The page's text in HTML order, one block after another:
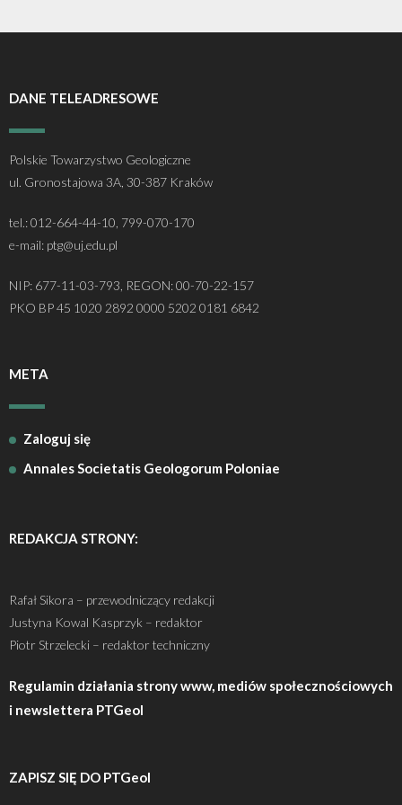
DANE TELEADRESOWE
Polskie Towarzystwo Geologiczne
ul. Gronostajowa 3A, 30-387 Kraków
tel.: 012-664-44-10, 799-070-170
e-mail: ptg@uj.edu.pl
NIP: 677-11-03-793, REGON: 00-70-22-157
PKO BP 45 1020 2892 0000 5202 0181 6842
META
Zaloguj się
Annales Societatis Geologorum Poloniae
REDAKCJA STRONY:
Rafał Sikora – przewodniczący redakcji
Justyna Kowal Kasprzyk – redaktor
Piotr Strzelecki – redaktor techniczny
Regulamin działania strony www, mediów społecznościowych
i newslettera PTGeol
ZAPISZ SIĘ DO PTGeol